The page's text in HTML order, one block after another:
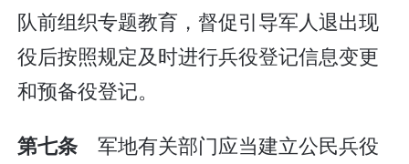
队前组织专题教育，督促引导军人退出现
役后按照规定及时进行兵役登记信息变更
和预备役登记。
第七条军地有关部门应当建立公民兵役